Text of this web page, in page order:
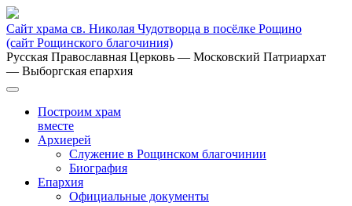
Сайт храма св. Николая Чудотворца в посёлке Рощино
(сайт Рощинского благочиния)
Русская Православная Церковь — Московский Патриархат
— Выборгская епархия
Построим храм
вместе
Архиерей
Служение в Рощинском благочинии
Биография
Епархия
Официальные документы